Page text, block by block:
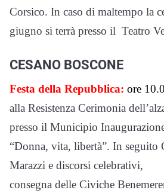
Corsico. In caso di maltempo la
giugno si terrà presso il Teatro
CESANO BOSCONE
Festa della Repubblica: ore
alla Resistenza Cerimonia
presso il Municipio
“Donna, vita, libertà”. In seguito
Marazzi e discorsi celebrativi,
consegna delle Civiche